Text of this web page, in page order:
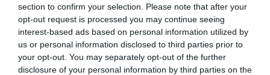
section to confirm your selection. Please note that after your
opt-out request is processed you may continue seeing
interest-based ads based on personal information utilized by
us or personal information disclosed to third parties prior to
your opt-out. You may separately opt-out of the further
disclosure of your personal information by third parties on the
plage de Paamul est un trésor caché de la Riviera Maya.
Avec son mélange de sable et de calcaire, elle se
distingue des autres plages de la région. Mais ce qui rend
ce plage de la côte Caraïbe du Mexique véritablement
unique, ce sont ses eaux cristallines aux nuances allant